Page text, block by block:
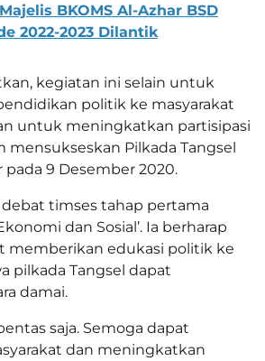
Majelis BKOMS Al-Azhar BSD
2022-2023 Dilantik
kegiatan ini selain untuk
politik ke masyarakat
untuk meningkatkan partisipasi
mensukseskan Pilkada Tangsel
9 Desember 2020.
timses tahap pertama
dan Sosial’. Ia berharap
memberikan edukasi politik ke
pilkada Tangsel dapat
damai.
saja. Semoga dapat
dan meningkatkan